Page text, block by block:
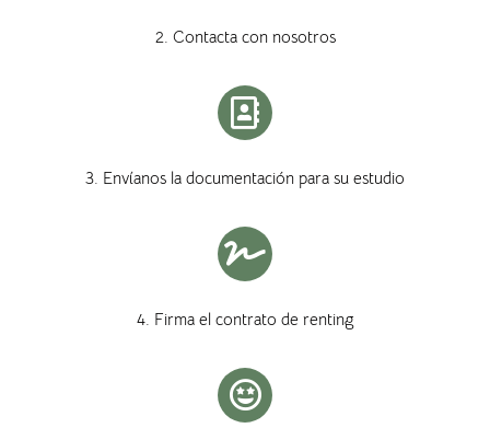
2. Contacta con nosotros
3. Envíanos la documentación para su estudio
4. Firma el contrato de renting